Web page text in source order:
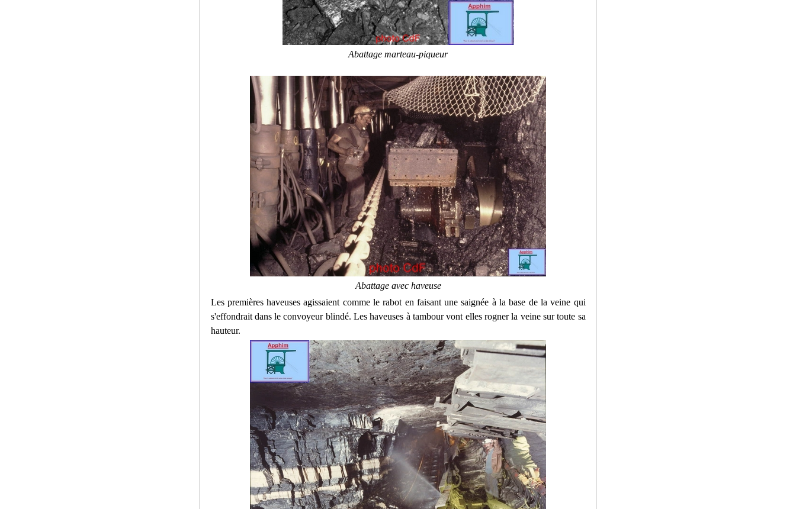
Abattage marteau-piqueur
Abattage avec haveuse
Les premières haveuses agissaient comme le rabot en faisant une saignée à la base de la veine qui
s'effondrait dans le convoyeur blindé. Les haveuses à tambour vont elles rogner la veine sur toute sa
hauteur.